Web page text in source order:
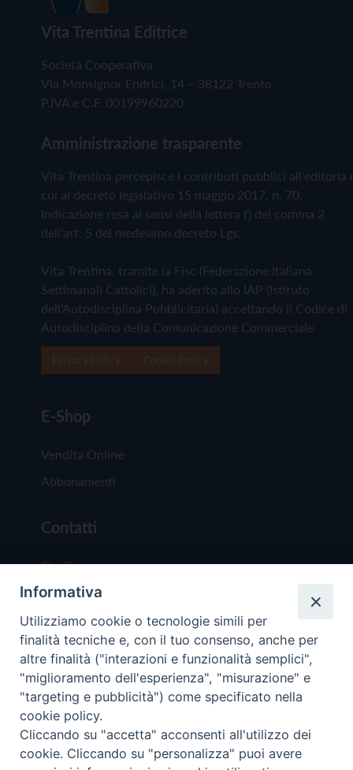
Vita Trentina Editrice
Società Cooperativa
Via Monsignor Endrici, 14 – 38122 Trento
P.IVA e C.F. 00199960220
Amministrazione trasparente
Vita Trentina percepisce i contributi pubblici all'editoria
cui al decreto legislativo 15 maggio 2017, n. 70.
Indicazione resa ai sensi della lettera f) del comma 2
dell'art. 5 del medesimo decreto Lgs.
Vita Trentina, tramite la Fisc (Federazione Italiana
Settimanali Cattolici), ha aderito allo IAP (Istituto
dell'Autodisciplina Pubblicitaria) accettando il Codice di
Autodisciplina della Comunicazione Commerciale
E-Shop
Vendita Online
Abbonamenti
Contatti
Chi Siamo
Redazione
Scrivici
Copyright © 2019 - Tutti i diritti riservati - Vita
Trentina Editrice
Informativa
Utilizziamo cookie o tecnologie simili per
finalità tecniche e, con il tuo consenso, anche per
altre finalità ("interazioni e funzionalità semplici",
"miglioramento dell'esperienza", "misurazione" e
"targeting e pubblicità") come specificato nella
cookie policy.
Cliccando su "accetta" acconsenti all'utilizzo dei
cookie. Cliccando su "personalizza" puoi avere